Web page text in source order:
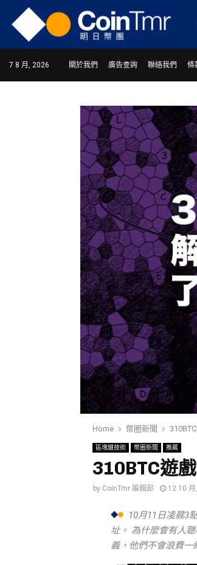
7 8 月, 2026 關於我們 廣告查詢 聯絡我們 條
Home 幣圈新聞
區塊鏈技術 幣圈新聞 推薦
310BTC遊
by CoinTmr 編輯部 12 10
10月11日凌晨3
址。 為什麼會有人
義，他們不會浪費一